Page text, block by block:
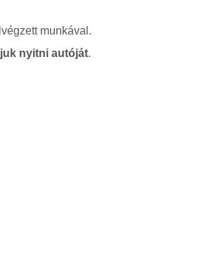
munkával.
nyitni autóját.